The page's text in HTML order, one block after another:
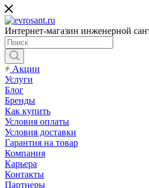
Интернет-магазин инженерной
Акции
Услуги
Блог
Бренды
Как купить
Условия оплаты
Условия доставки
Гарантия на товар
Компания
Карьера
Контакты
Партнеры